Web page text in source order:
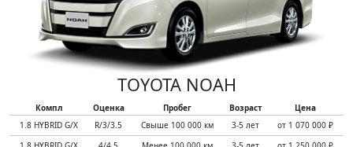
TOYOTA NOAH
Компл Оценка Пробег Возраст
Цена
1.8 HYBRID G/X
R/3/3.5 Свыше 100 000 км 3-5 лет
от 1 070 000 ₽